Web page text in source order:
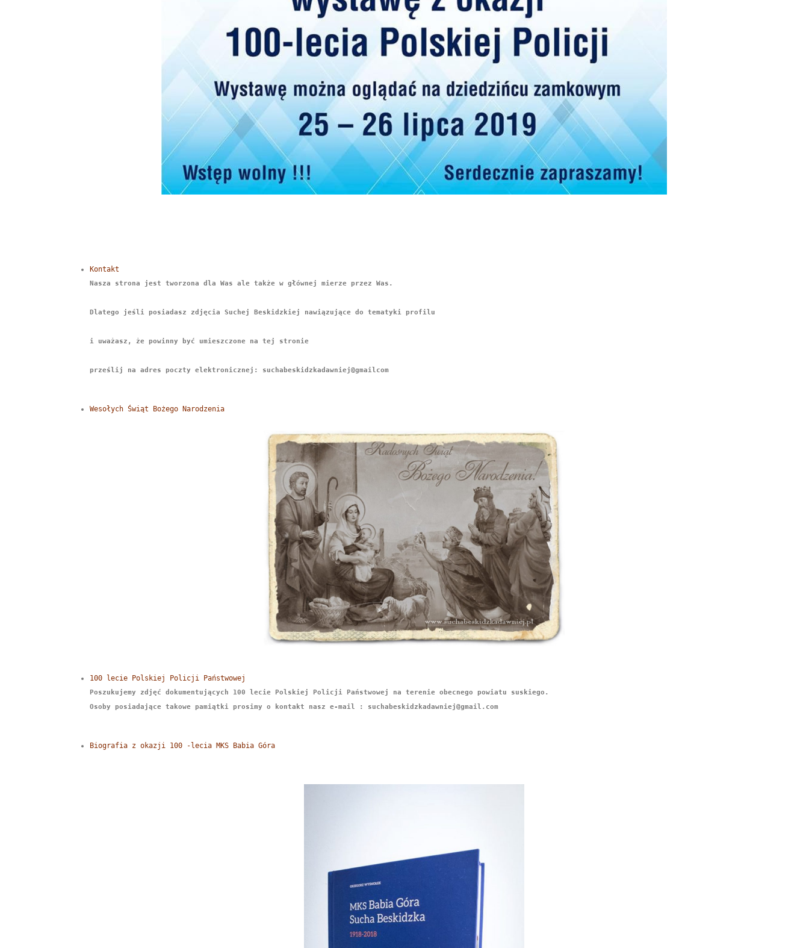
Kontakt
Nasza strona jest tworzona dla Was ale także w głównej mierze przez Was.
Dlatego jeśli posiadasz zdjęcia Suchej Beskidzkiej nawiązujące do tematyki profilu
i uważasz, że powinny być umieszczone na tej stronie
prześlij na adres poczty elektronicznej: suchabeskidzkadawniej@gmailcom
Wesołych Świąt Bożego Narodzenia
100 lecie Polskiej Policji Państwowej
Poszukujemy zdjęć dokumentujących 100 lecie Polskiej Policji Państwowej na terenie obecnego powiatu suskiego.
Osoby posiadające takowe pamiątki prosimy o kontakt nasz e-mail : suchabeskidzkadawniej@gmail.com
Biografia z okazji 100 -lecia MKS Babia Góra